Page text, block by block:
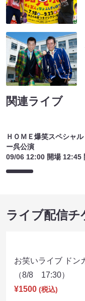
関連ライブ
ＨＯＭＥ爆笑スペシャ
ー呉公演
09/06 12:00 開場 12:45
ライブ配信チ